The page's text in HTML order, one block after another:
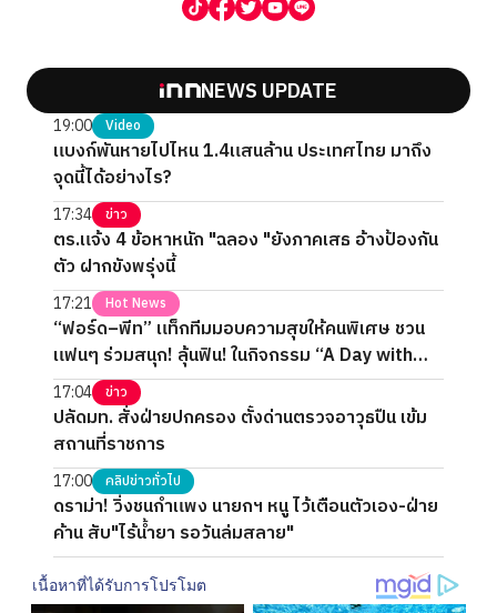
NEWS UPDATE
19:00 Video
แบงก์พันหายไปไหน 1.4แสนล้าน ประเทศไทย มาถึง
จุดนี้ได้อย่างไร?
17:34 ข่าว
ตร.แจ้ง 4 ข้อหาหนัก "ฉลอง "ยังภาคเสธ อ้างป้องกัน
ตัว ฝากขังพรุ่งนี้
17:21 Hot News
“ฟอร์ด–พีท” แท็กทีมมอบความสุขให้คนพิเศษ ชวน
แฟนๆ ร่วมสนุก! ลุ้นฟิน! ในกิจกรรม “A Day with
FORTPEAT Exclusive Fan Meet”
17:04 ข่าว
ปลัดมท. สั่งฝ่ายปกครอง ตั้งด่านตรวจอาวุธปืน เข้ม
สถานที่ราชการ
17:00 คลิปข่าวทั่วไป
ดราม่า! วิ่งชนกำแพง นายกฯ หนู ไว้เตือนตัวเอง-ฝ่าย
ค้าน สับ"ไร้น้ำยา รอวันล่มสลาย"